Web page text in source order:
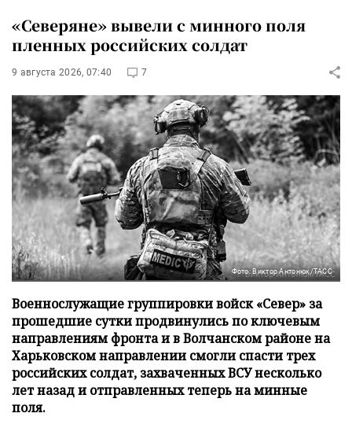
«Северяне» вывели с минного поля
пленных российских солдат
9 августа 2026, 07:40 7
Фото: Виктор Антонюк/ТАСС
Военнослужащие группировки войск «Север» за
прошедшие сутки продвинулись по ключевым
направлениям фронта и в Волчанском районе на
Харьковском направлении смогли спасти трех
российских солдат, захваченных ВСУ несколько
лет назад и отправленных теперь на минные
поля.